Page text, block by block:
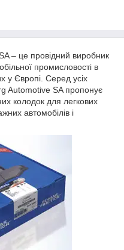
– це провідний виробник
промисловості в
у Європі. Серед усіх
Automotive SA пропонує
колодок для легкових
автомобілів і